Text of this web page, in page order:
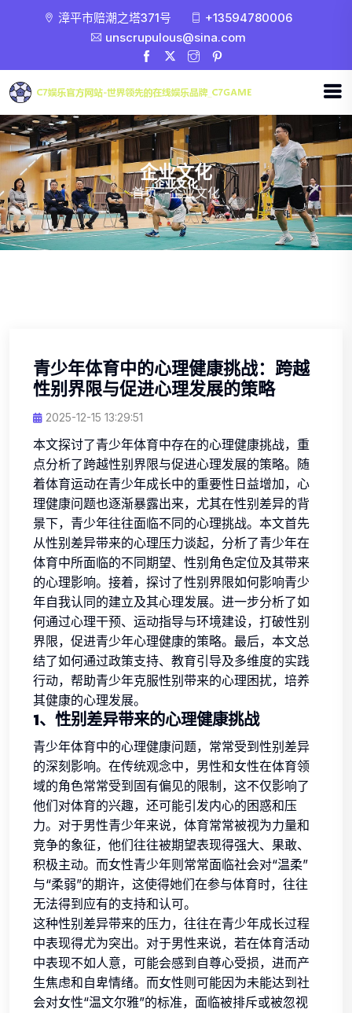
漳平市赔潮之塔371号
+13594780006
unscrupulous@sina.com
企业文化
首页 -企业文化
青少年体育中的心理健康挑战：跨越
性别界限与促进心理发展的策略
2025-12-15 13:29:51
本文探讨了青少年体育中存在的心理健康挑战，重
点分析了跨越性别界限与促进心理发展的策略。随
着体育运动在青少年成长中的重要性日益增加，心
理健康问题也逐渐暴露出来，尤其在性别差异的背
景下，青少年往往面临不同的心理挑战。本文首先
从性别差异带来的心理压力谈起，分析了青少年在
体育中所面临的不同期望、性别角色定位及其带来
的心理影响。接着，探讨了性别界限如何影响青少
年自我认同的建立及其心理发展。进一步分析了如
何通过心理干预、运动指导与环境建设，打破性别
界限，促进青少年心理健康的策略。最后，本文总
结了如何通过政策支持、教育引导及多维度的实践
行动，帮助青少年克服性别带来的心理困扰，培养
其健康的心理发展。
1、性别差异带来的心理健康挑战
青少年体育中的心理健康问题，常常受到性别差异
的深刻影响。在传统观念中，男性和女性在体育领
域的角色常常受到固有偏见的限制，这不仅影响了
他们对体育的兴趣，还可能引发内心的困惑和压
力。对于男性青少年来说，体育常常被视为力量和
竞争的象征，他们往往被期望表现得强大、果敢、
积极主动。而女性青少年则常常面临社会对“温柔”
与“柔弱”的期许，这使得她们在参与体育时，往往
无法得到应有的支持和认可。
这种性别差异带来的压力，往往在青少年成长过程
中表现得尤为突出。对于男性来说，若在体育活动
中表现不如人意，可能会感到自尊心受损，进而产
生焦虑和自卑情绪。而女性则可能因为未能达到社
会对女性“温文尔雅”的标准，面临被排斥或被忽视